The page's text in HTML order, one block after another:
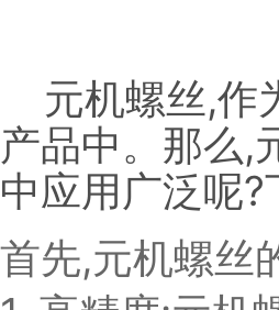
元机螺丝,作
产品中。那么,
中应用广泛呢
首先,元机螺丝